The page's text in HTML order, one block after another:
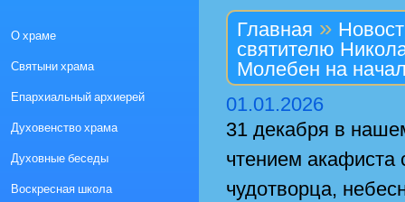
Главная »
святителю
Молебен на
01.01.2026
31 декабря в
чтением акафиста
чудотворца,
О храме
Святыни храма
Епархиальный архиерей
Духовенство храма
Духовные беседы
Воскресная школа